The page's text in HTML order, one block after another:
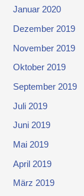
Januar 2020
Dezember 2019
November 2019
Oktober 2019
September 2019
Juli 2019
Juni 2019
Mai 2019
April 2019
März 2019